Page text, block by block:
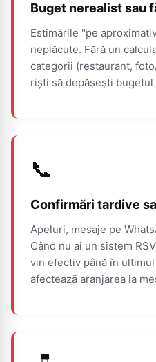
Buget nerealist sau
Estimările "pe
neplăcute. Fără un
categorii (restaurant,
riști să depășești
📞
Confirmări tardive
Apeluri, mesaje pe
Când nu ai un sistem
vin efectiv până în
afectează aranjarea la